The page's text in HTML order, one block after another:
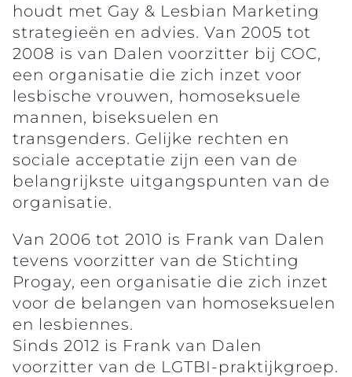
houdt met Gay & Lesbian Marketing
strategieën en advies. Van 2005 tot
2008 is van Dalen voorzitter bij COC,
een organisatie die zich inzet voor
lesbische vrouwen, homoseksuele
mannen, biseksuelen en
transgenders. Gelijke rechten en
sociale acceptatie zijn een van de
belangrijkste uitgangspunten van de
organisatie.
Van 2006 tot 2010 is Frank van Dalen
tevens voorzitter van de Stichting
Progay, een organisatie die zich inzet
voor de belangen van homoseksuelen
en lesbiennes.
Sinds 2012 is Frank van Dalen
voorzitter van de LGTBI-praktijkgroep.